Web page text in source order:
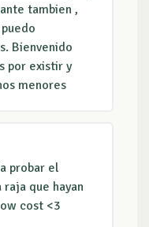
tambien ,
Bienvenido
por existir y
menores
probar el
que hayan
cost <3